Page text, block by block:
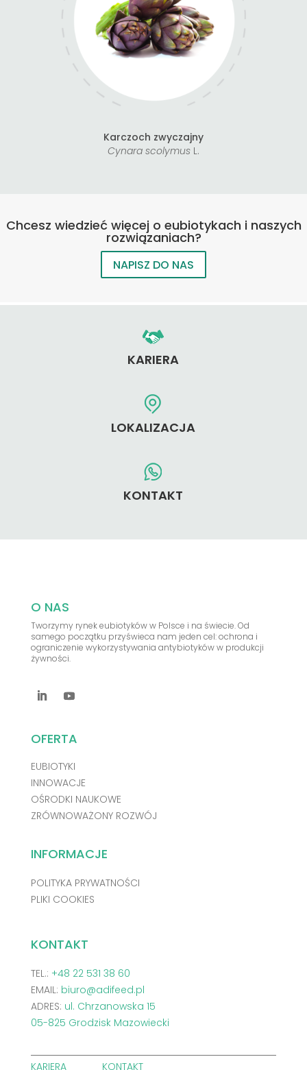
Karczoch zwyczajny
Cynara scolymus L.
Chcesz wiedzieć więcej o eubiotykach i naszych
rozwiązaniach?
NAPISZ DO NAS
KARIERA
LOKALIZACJA
KONTAKT
O NAS
Tworzymy rynek eubiotyków w Polsce i na świecie. Od
samego początku przyświeca nam jeden cel: ochrona i
ograniczenie wykorzystywania antybiotyków w produkcji
żywności.
OFERTA
EUBIOTYKI
INNOWACJE
OŚRODKI NAUKOWE
ZRÓWNOWAŻONY ROZWÓJ
INFORMACJE
POLITYKA PRYWATNOŚCI
PLIKI COOKIES
KONTAKT
TEL.: +48 22 531 38 60
EMAIL: biuro@adifeed.pl
ADRES: ul. Chrzanowska 15
05-825 Grodzisk Mazowiecki
KARIERA KONTAKT